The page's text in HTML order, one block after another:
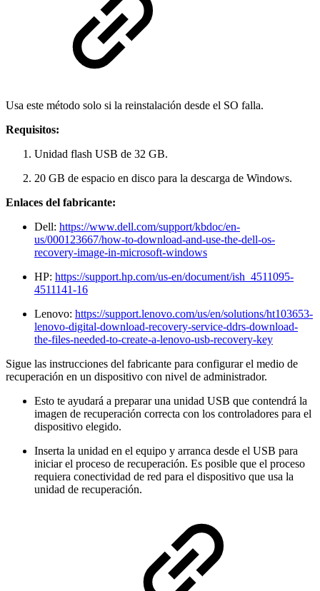
Usa este método solo si la reinstalación desde el SO falla.
Requisitos:
Unidad flash USB de 32 GB.
20 GB de espacio en disco para la descarga de Windows.
Enlaces del fabricante:
Dell: https://www.dell.com/support/kbdoc/en-
us/000123667/how-to-download-and-use-the-dell-os-
recovery-image-in-microsoft-windows
HP: https://support.hp.com/us-en/document/ish_4511095-
4511141-16
Lenovo: https://support.lenovo.com/us/en/solutions/ht103653-
lenovo-digital-download-recovery-service-ddrs-download-
the-files-needed-to-create-a-lenovo-usb-recovery-key
Sigue las instrucciones del fabricante para configurar el medio de
recuperación en un dispositivo con nivel de administrador.
Esto te ayudará a preparar una unidad USB que contendrá la
imagen de recuperación correcta con los controladores para el
dispositivo elegido.
Inserta la unidad en el equipo y arranca desde el USB para
iniciar el proceso de recuperación. Es posible que el proceso
requiera conectividad de red para el dispositivo que usa la
unidad de recuperación.